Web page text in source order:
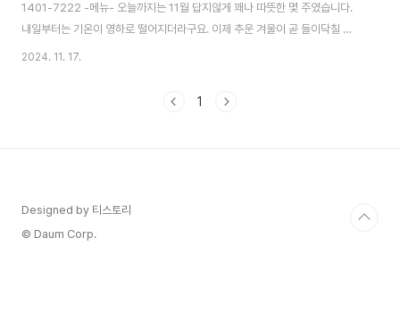
1401-7222 -메뉴- 오늘까지는 11월 답지않게 꽤나 따뜻한 몇 주였습니다.
내일부터는 기온이 영하로 떨어지더라구요. 이제 추운 겨울이 곧 들이닥칠 듯
합니다. ㅠ 날씨가 좋아서 점심시간에 산책하기 정말 좋았는데, 이제는 사무실
릴게요.회사랑 정말 가깝게 있는데 이번에 처음 가봤어요. 2층이라 그런지, 갈
2024. 11. 17.
1
Designed by 티스토리
© Daum Corp.